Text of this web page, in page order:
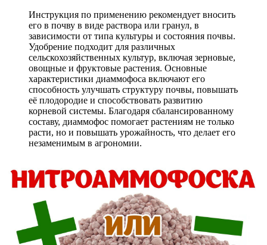
Инструкция по применению рекомендует вносить
его в почву в виде раствора или гранул, в
зависимости от типа культуры и состояния почвы.
Удобрение подходит для различных
сельскохозяйственных культур, включая зерновые,
овощные и фруктовые растения. Основные
характеристики диаммофоса включают его
способность улучшать структуру почвы, повышать
её плодородие и способствовать развитию
корневой системы. Благодаря сбалансированному
составу, диаммофос помогает растениям не только
расти, но и повышать урожайность, что делает его
незаменимым в агрономии.